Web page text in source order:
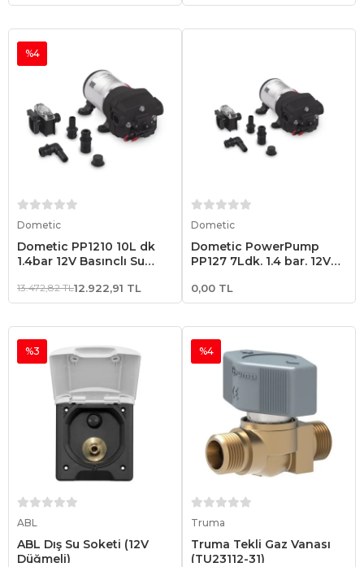
Dometic
Dometic PP1210 10L dk
1.4bar 12V Basınçlı Su
%4
13.472,82 TL12.922,91 TL
Dometic
Dometic PowerPump
PP127 7Ldk. 1.4 bar. 12V
Hidrofor
0,00 TL
ABL
ABL Dış Su Soketi (12V
Düğmeli)
%3
Truma
Truma Tekli Gaz Vanası
(TU23112-31)
%4